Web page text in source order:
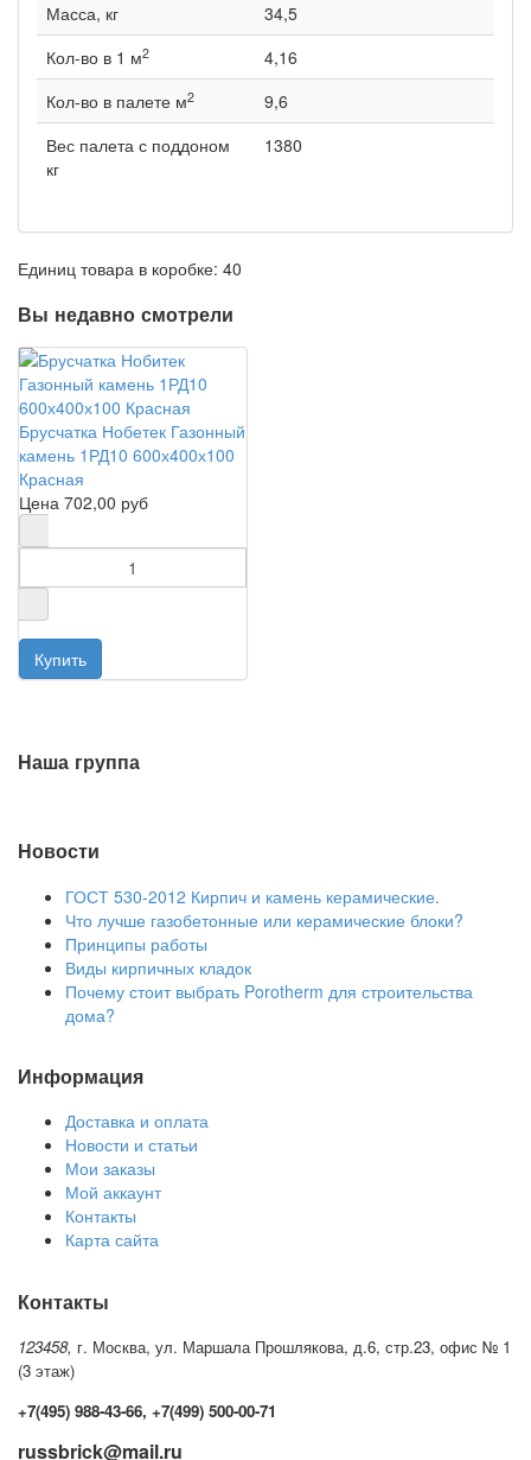
Масса, кг
34,5
Кол-во в 1 м2
4,16
Кол-во в палете м2
9,6
Вес палета с поддоном
кг
1380
Единиц товара в коробке: 40
Вы недавно смотрели
Брусчатка Нобетек Газонный
камень 1РД10 600х400х100
Красная
Цена 702,00 руб
Наша группа
Новости
ГОСТ 530-2012 Кирпич и камень керамические.
Что лучше газобетонные или керамические блоки?
Принципы работы
Виды кирпичных кладок
Почему стоит выбрать Porotherm для строительства
дома?
Информация
Доставка и оплата
Новости и статьи
Мои заказы
Мой аккаунт
Контакты
Карта сайта
Контакты
123458, г. Москва, ул. Маршала Прошлякова, д.6, стр.23, офис № 1
(3 этаж)
+7(495) 988-43-66, +7(499) 500-00-71
russbrick@mail.ru